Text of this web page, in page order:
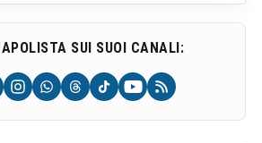
SUI SUOI CANALI: